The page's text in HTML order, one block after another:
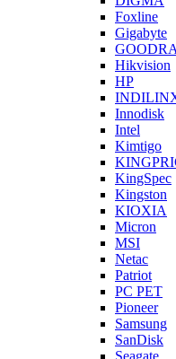
Foxline
Gigabyte
Hikvision
HP
Innodisk
Intel
Kimtigo
KingSpec
Kingston
KIOXIA
Micron
MSI
Netac
Patriot
PC PET
Pioneer
Samsung
SanDisk